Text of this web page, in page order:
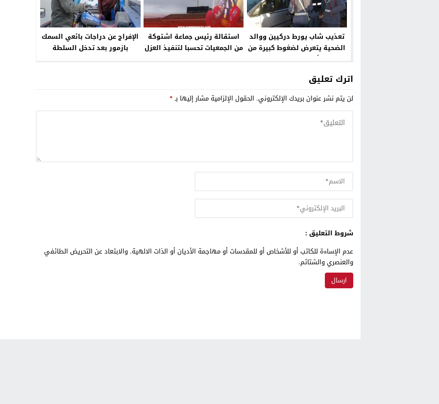
تعذيب شاب يورط دركيين ووالد
الضحية يتعرض لضغوط كبيرة من
أجل طي الملف
استقالة رئيس جماعة اشتوكة
من الجمعيات تحسبا لتنفيذ العزل
الإفراج عن دراجات بائعي السمك
بازمور بعد تدخل السلطة
اترك تعليق
لن يتم نشر عنوان بريدك الإلكتروني. الحقول الإلزامية مشار إليها بـ*
شروط التعليق :
عدم الإساءة للكاتب أو للأشخاص أو للمقدسات أو مهاجمة الأديان أو الذات الالهية. والابتعاد عن التحريض الطائفي
والعنصري والشتائم.